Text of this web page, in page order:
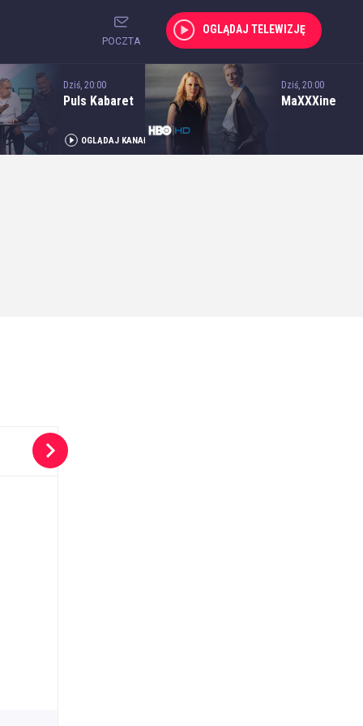
POCZTA
OGLĄDAJ TELEWIZJĘ
Dziś, 20:00
Puls Kabaret
OGLĄDAJ KANAŁ
Dziś, 20:00
MaXXXine